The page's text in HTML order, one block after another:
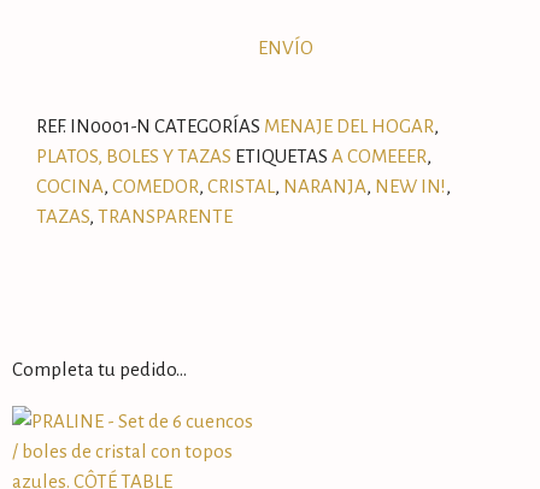
ENVÍO
REF. IN0001-N CATEGORÍAS MENAJE DEL HOGAR,
PLATOS, BOLES Y TAZAS ETIQUETAS A COMEEER,
COCINA, COMEDOR, CRISTAL , NARANJA, NEW IN!,
TAZAS, TRANSPARENTE
Completa tu pedido…